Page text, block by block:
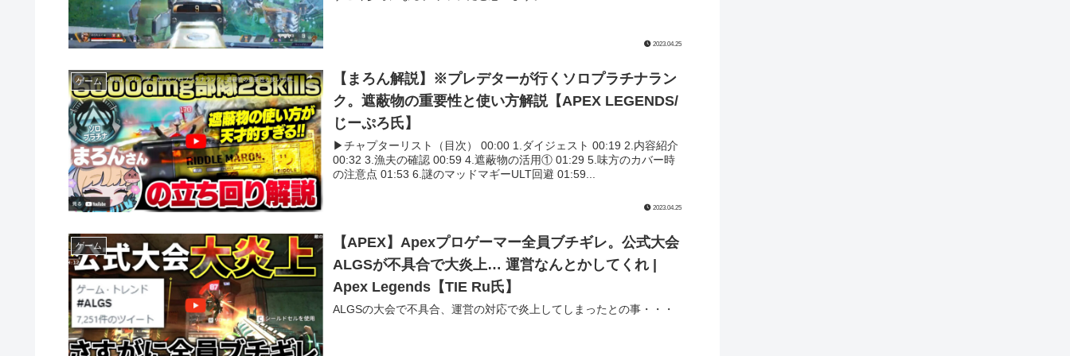
2023.04.25
ゲーム
【まろん解説】※プレデターが行くソロプラチナラン
ク。遮蔽物の重要性と使い方解説【APEX LEGENDS/
じーぷろ氏】
▶︎チャプターリスト（目次） 00:00 1.ダイジェスト 00:19 2.内容紹介
00:32 3.漁夫の確認 00:59 4.遮蔽物の活用① 01:29 5.味方のカバー時
の注意点 01:53 6.謎のマッドマギーULT回避 01:59...
2023.04.25
ゲーム
【APEX】Apexプロゲーマー全員ブチギレ。公式大会
ALGSが不具合で大炎上… 運営なんとかしてくれ |
Apex Legends【TIE Ru氏】
ALGSの大会で不具合、運営の対応で炎上してしまったとの事・・・